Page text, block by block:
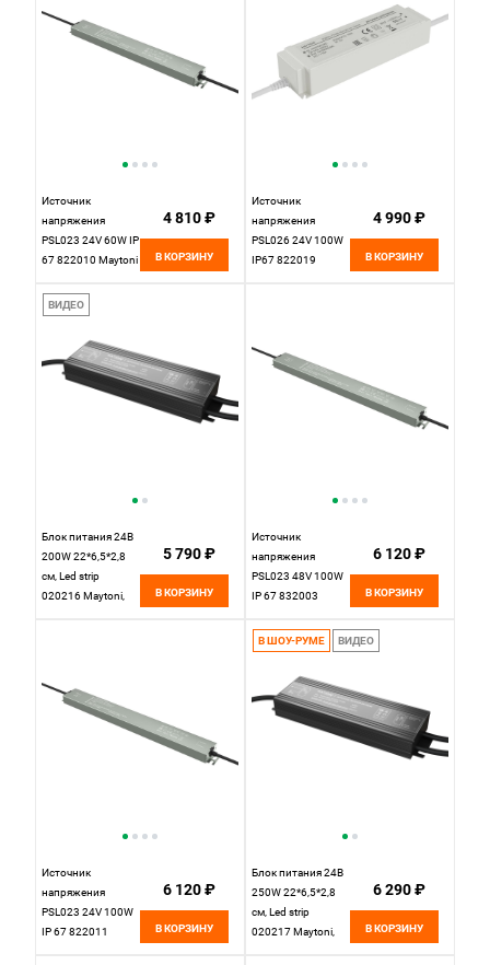
Источник
напряжения
PSL023 24V 60W IP
67 822010 Maytoni
4 810 ₽
В КОРЗИНУ
Источник
напряжения
PSL026 24V 100W
IP67 822019
4 990 ₽
В КОРЗИНУ
ВИДЕО
Блок питания 24В
200W 22*6,5*2,8
см, Led strip
020216 Maytoni,
5 790 ₽
В КОРЗИНУ
Источник
напряжения
PSL023 48V 100W
IP 67 832003
6 120 ₽
В КОРЗИНУ
Источник
напряжения
PSL023 24V 100W
IP 67 822011
6 120 ₽
В КОРЗИНУ
В ШОУ-РУМЕ ВИДЕО
Блок питания 24В
250W 22*6,5*2,8
см, Led strip
020217 Maytoni,
6 290 ₽
В КОРЗИНУ